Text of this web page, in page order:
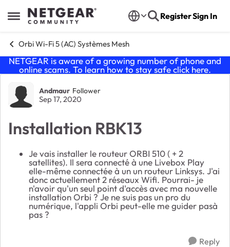
Open Side Menu
Skip to content RegisterSign In
Orbi Wi-Fi 5 (AC) Systèmes Mesh
NETGEAR is aware of a growing number of phone and
online scams. To learn how to stay safe click here.
Forum Discussion
Andmaur Follower
Sep 17, 2020
Installation RBK13
Je vais installer le routeur ORBI 510 ( + 2
satellites). Il sera connecté à une Livebox Play
elle-même connectée à un un routeur Linksys. J'ai
donc actuellement 2 réseaux Wifi. Pourrai- je
n'avoir qu'un seul point d'accès avec ma nouvelle
installation Orbi ? Je ne suis pas un pro du
numérique, l'appli Orbi peut-elle me guider pasà
pas ?
Reply